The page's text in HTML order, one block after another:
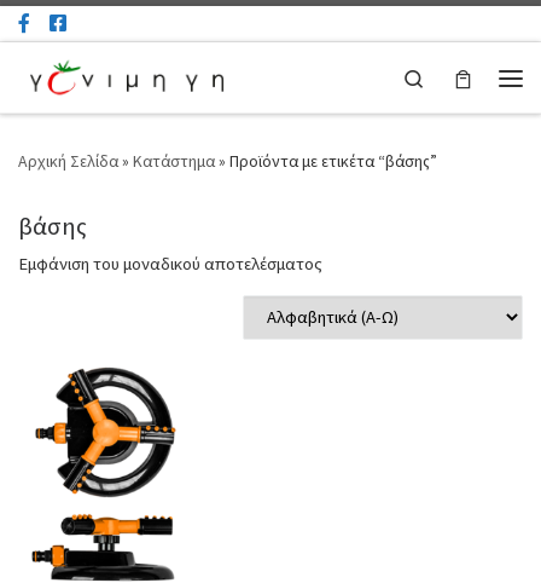
Μετάβαση στο περιεχόμενο
Search
Αρχική Σελίδα» Κατάστημα» Προϊόντα με ετικέτα “βάσης”
βάσης
Εμφάνιση του μοναδικού αποτελέσματος